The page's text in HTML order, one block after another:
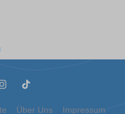
Über Uns Impressum